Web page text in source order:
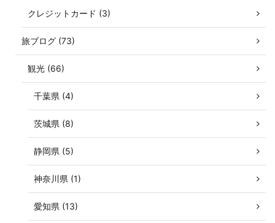
クレジットカード (3)
旅ブログ (73)
観光 (66)
千葉県 (4)
茨城県 (8)
静岡県 (5)
神奈川県 (1)
愛知県 (13)